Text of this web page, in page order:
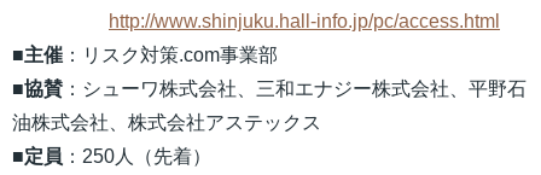
http://www.shinjuku.hall-info.jp/pc/access.html
■主催 ：リスク対策.com事業部
■協賛 ：シューワ株式会社、三和エナジー株式会社、平野石
油株式会社、株式会社アステックス
■定員 ：250人（先着）